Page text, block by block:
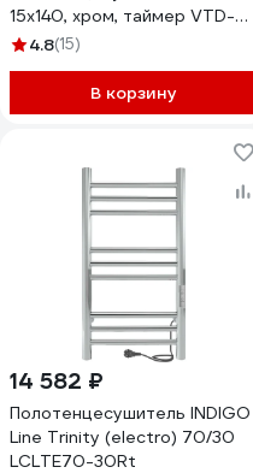
15x140, хром, таймер VTD-
1DCE
4.8(15)
В корзину
14 582 ₽
Полотенцесушитель INDIGO
Line Trinity (electro) 70/30
LСLTE70-30Rt